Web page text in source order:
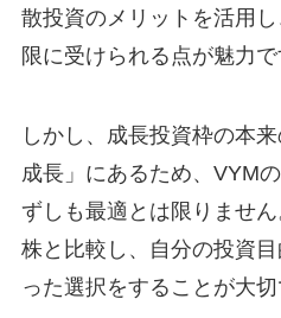
散投資のメリットを活用
限に受けられる点が魅力で
しかし、成長投資枠の本
成長」にあるため、VYM
ずしも最適とは限りませ
株と比較し、自分の投資
った選択をすることが大切